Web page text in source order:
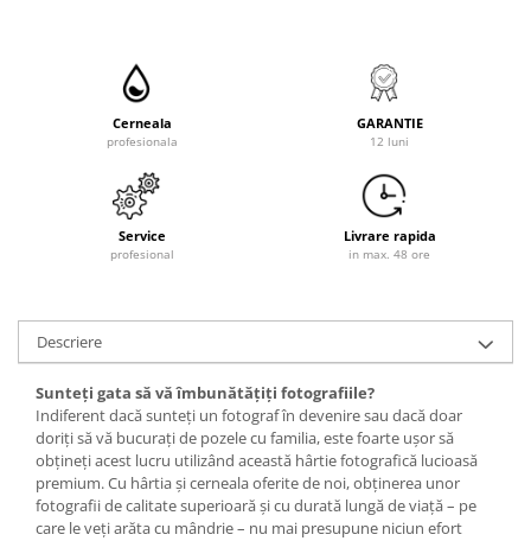
Cerneala
profesionala
GARANTIE
12 luni
Service
profesional
Livrare rapida
in max. 48 ore
Descriere
Sunteţi gata să vă îmbunătăţiţi fotografiile?
Indiferent dacă sunteţi un fotograf în devenire sau dacă doar
doriţi să vă bucuraţi de pozele cu familia, este foarte uşor să
obţineţi acest lucru utilizând această hârtie fotografică lucioasă
premium. Cu hârtia şi cerneala oferite de noi, obţinerea unor
fotografii de calitate superioară şi cu durată lungă de viaţă – pe
care le veţi arăta cu mândrie – nu mai presupune niciun efort